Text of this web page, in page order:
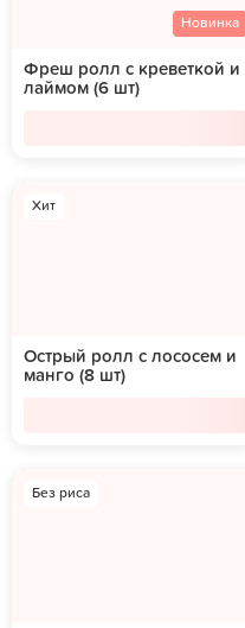
Новинка
Фреш ролл с креветкой и
лаймом (6 шт)
Хит
Острый ролл с лососем и
манго (8 шт)
Без риса